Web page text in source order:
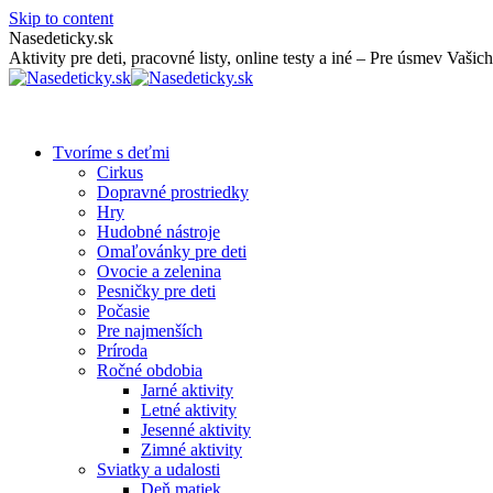
Skip to content
Nasedeticky.sk
Aktivity pre deti, pracovné listy, online testy a iné – Pre úsmev
Tvoríme s deťmi
Cirkus
Dopravné prostriedky
Hry
Hudobné nástroje
Omaľovánky pre deti
Ovocie a zelenina
Pesničky pre deti
Počasie
Pre najmenších
Príroda
Ročné obdobia
Jarné aktivity
Letné aktivity
Jesenné aktivity
Zimné aktivity
Sviatky a udalosti
Deň matiek